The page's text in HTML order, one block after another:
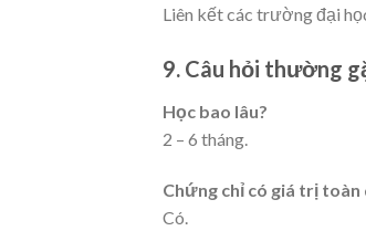
Liên kết các trường đại
9. Câu hỏi thường
Học bao lâu?
2 – 6 tháng.
Chứng chỉ có giá trị toàn
Có.